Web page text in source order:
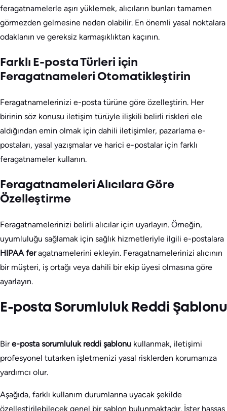
feragatnamelerle aşırı yüklemek, alıcıların bunları tamamen
görmezden gelmesine neden olabilir. En önemli yasal noktalara
odaklanın ve gereksiz karmaşıklıktan kaçının.
Farklı E-posta Türleri için
Feragatnameleri Otomatikleştirin
Feragatnamelerinizi e-posta türüne göre özelleştirin. Her
birinin söz konusu iletişim türüyle ilişkili belirli riskleri ele
aldığından emin olmak için dahili iletişimler, pazarlama e-
postaları, yasal yazışmalar ve harici e-postalar için farklı
feragatnameler kullanın.
Feragatnameleri Alıcılara Göre
Özelleştirme
Feragatnamelerinizi belirli alıcılar için uyarlayın. Örneğin,
uyumluluğu sağlamak için sağlık hizmetleriyle ilgili e-postalara
HIPAA feragatnamelerini ekleyin. Feragatnamelerinizi alıcının
bir müşteri, iş ortağı veya dahili bir ekip üyesi olmasına göre
ayarlayın.
E-posta Sorumluluk Reddi Şablonu
Bire-posta sorumluluk reddi şablonu kullanmak, iletişimi
profesyonel tutarken işletmenizi yasal risklerden korumanıza
yardımcı olur.
Aşağıda, farklı kullanım durumlarına uyacak şekilde
özelleştirilebilecek genel bir şablon bulunmaktadır. İster hassas